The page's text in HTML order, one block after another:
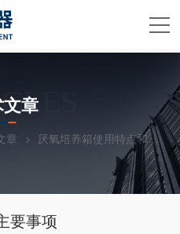
章
章 厌氧培养箱使用特点和主要事项
要事项